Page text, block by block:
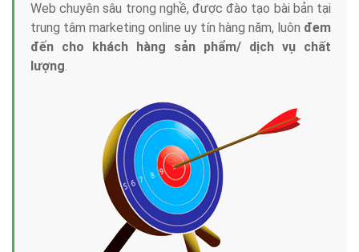
Web chuyên sâu trong nghề, được đào tạo bài bản tại
trung tâm marketing online uy tín hàng năm, luôn đem
đến cho khách hàng sản phẩm/ dịch vụ chất
lượng.